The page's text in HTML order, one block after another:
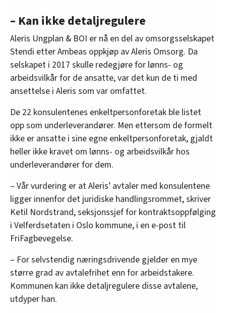
– Kan ikke detaljregulere
Aleris Ungplan & BOI er nå en del av omsorgsselskapet
Stendi etter Ambeas oppkjøp av Aleris Omsorg. Da
selskapet i 2017 skulle redegjøre for lønns- og
arbeidsvilkår for de ansatte, var det kun de ti med
ansettelse i Aleris som var omfattet.
De 22 konsulentenes enkeltpersonforetak ble listet
opp som underleverandører. Men ettersom de formelt
ikke er ansatte i sine egne enkeltpersonforetak, gjaldt
heller ikke kravet om lønns- og arbeidsvilkår hos
underleverandører for dem.
– Vår vurdering er at Aleris’ avtaler med konsulentene
ligger innenfor det juridiske handlingsrommet, skriver
Ketil Nordstrand, seksjonssjef for kontraktsoppfølging
i Velferdsetaten i Oslo kommune, i en e-post til
FriFagbevegelse.
– For selvstendig næringsdrivende gjelder en mye
større grad av avtalefrihet enn for arbeidstakere.
Kommunen kan ikke detaljregulere disse avtalene,
utdyper han.